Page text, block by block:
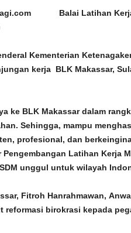
Balai Latihan Kerja
Kementerian
kerja BLK Makassar,
ke BLK Makassar dalam
Sehingga, mampu
profesional, dan
Pengembangan Latihan Kerja
unggul untuk wilayah
Fitroh Hanrahmawan,
reformasi birokrasi kepada